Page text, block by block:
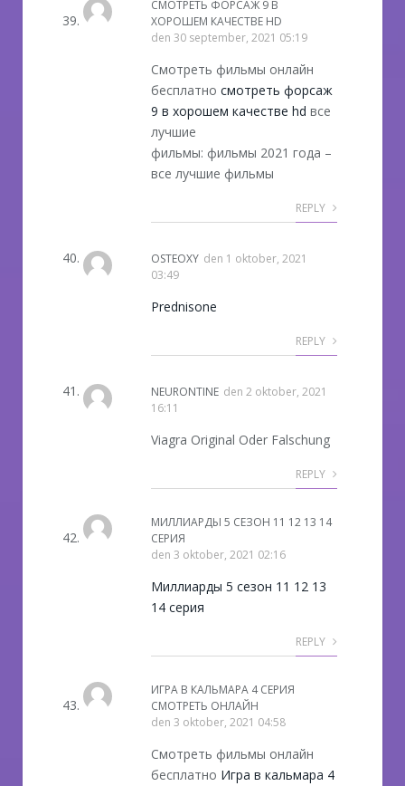
СМОТРЕТЬ ФОРСАЖ 9 В
ХОРОШЕМ КАЧЕСТВЕ HD
den 30 september, 2021 05:19
Смотреть фильмы онлайн
бесплатно смотреть форсаж
9 в хорошем качестве hd все
лучшие
фильмы: фильмы 2021 года –
все лучшие фильмы
REPLY
OSTEOXY den 1 oktober, 2021
03:49
Prednisone
REPLY
NEURONTINE den 2 oktober, 2021
16:11
Viagra Original Oder Falschung
REPLY
МИЛЛИАРДЫ 5 СЕЗОН 11 12 13 14
СЕРИЯ
den 3 oktober, 2021 02:16
Миллиарды 5 сезон 11 12 13
14 серия
REPLY
ИГРА В КАЛЬМАРА 4 СЕРИЯ
СМОТРЕТЬ ОНЛАЙН
den 3 oktober, 2021 04:58
Смотреть фильмы онлайн
бесплатно Игра в кальмара 4